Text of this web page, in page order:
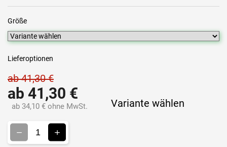
ab 41,30 €
ab 41,30 €
ab 34,10 € ohne MwSt. Variante wählen
Größe
Lieferoptionen